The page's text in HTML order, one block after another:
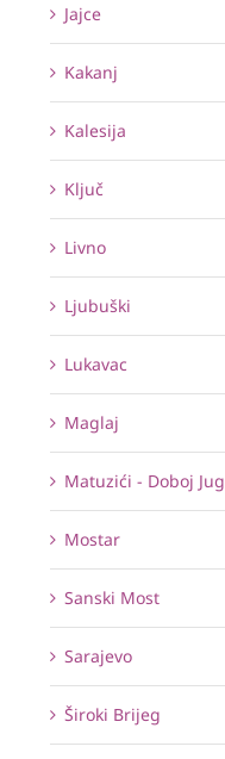
Jajce
Kakanj
Kalesija
Ključ
Livno
Ljubuški
Lukavac
Maglaj
Matuzići - Doboj Jug
Mostar
Sanski Most
Sarajevo
Široki Brijeg